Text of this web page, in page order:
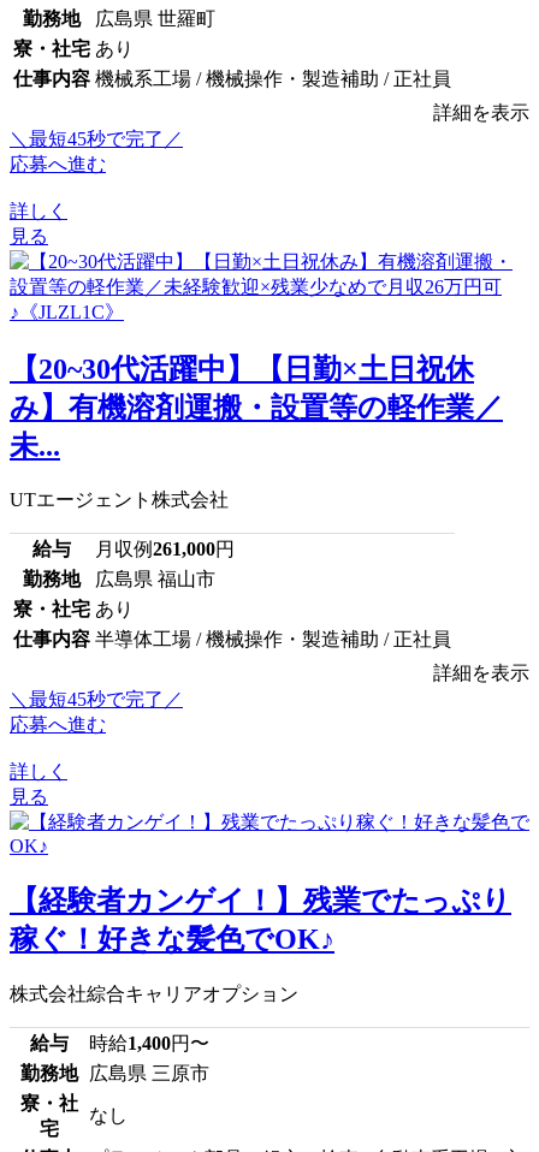
勤務地
広島県 世羅町
寮・社宅 あり
仕事内容 機械系工場 / 機械操作・製造補助 / 正社員
詳細を表示
＼最短45秒で完了／
応募へ進む
詳しく
見る
【20~30代活躍中】【日勤×土日祝休
み】有機溶剤運搬・設置等の軽作業／
未...
UTエージェント株式会社
給与 月収例261,000円
勤務地
広島県 福山市
寮・社宅 あり
仕事内容 半導体工場 / 機械操作・製造補助 / 正社員
詳細を表示
＼最短45秒で完了／
応募へ進む
詳しく
見る
【経験者カンゲイ！】残業でたっぷり
稼ぐ！好きな髪色でOK♪
株式会社綜合キャリアオプション
給与 時給1,400円〜
勤務地
広島県 三原市
寮・社
宅
なし